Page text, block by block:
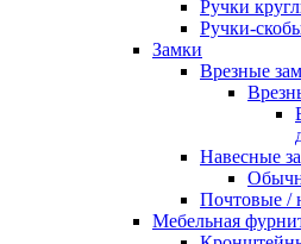
Ручки
Ручки-
Замки
Врезные
Навесные
Почтовые /
Мебельная